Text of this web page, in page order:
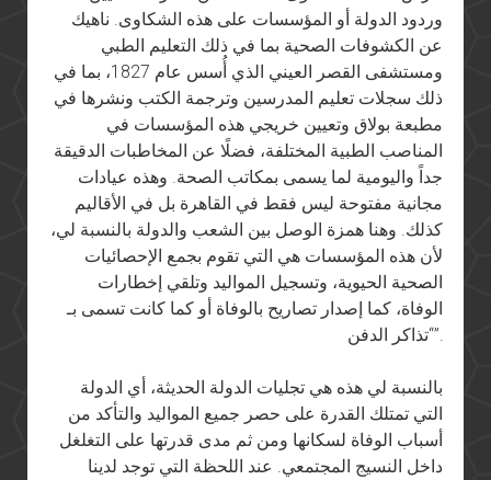
وردود الدولة أو المؤسسات على هذه الشكاوى. ناهيك
عن الكشوفات الصحية بما في ذلك التعليم الطبي
ومستشفى القصر العيني الذي أُسس عام 1827، بما في
ذلك سجلات تعليم المدرسين وترجمة الكتب ونشرها في
مطبعة بولاق وتعيين خريجي هذه المؤسسات في
المناصب الطبية المختلفة، فضلًا عن المخاطبات الدقيقة
جداً واليومية لما يسمى بمكاتب الصحة. وهذه عيادات
مجانية مفتوحة ليس فقط في القاهرة بل في الأقاليم
كذلك. وهنا همزة الوصل بين الشعب والدولة بالنسبة لي،
لأن هذه المؤسسات هي التي تقوم بجمع الإحصائيات
الصحية الحيوية، وتسجيل المواليد وتلقي إخطارات
الوفاة، كما إصدار تصاريح بالوفاة أو كما كانت تسمى بـ
“تذاكر الدفن”.
بالنسبة لي هذه هي تجليات الدولة الحديثة، أي الدولة
التي تمتلك القدرة على حصر جميع المواليد والتأكد من
أسباب الوفاة لسكانها ومن ثم مدى قدرتها على التغلغل
داخل النسيج المجتمعي. عند اللحظة التي توجد لدينا